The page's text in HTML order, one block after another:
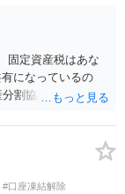
固定資産税はあな
になっているの
割協議をして、不
#口座凍結解除